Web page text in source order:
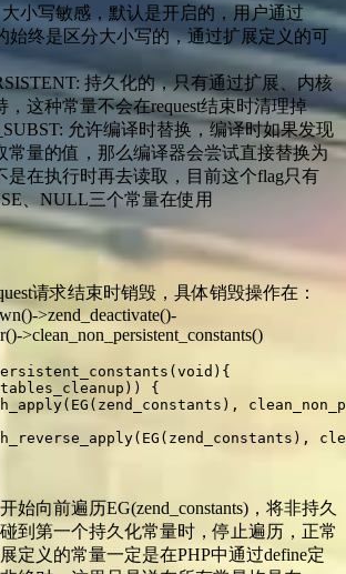
大小写敏感，默认是开启的，用户通过
始终是区分大小写的，通过扩展定义的可
持久化的，只有通过扩展、内核
，这种常量不会在request结束时清理掉
允许编译时替换，编译时如果发现
常量的值，那么编译器会尝试直接替换为
是在执行时再去读取，目前这个flag只有
、NULL三个常量在使用
请求结束时销毁，具体销毁操作在：
>zend_deactivate()-
>clean_non_persistent_constants()
{
始向前遍历EG(zend_constants)，将非持久
到第一个持久化常量时，停止遍历，正常
定义的常量一定是在PHP中通过define定